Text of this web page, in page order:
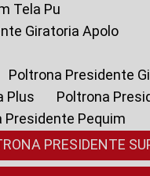
Tela Pu
Giratoria Apolo
Poltrona Presidente
Plus
Poltrona
Presidente Pequim
PRESIDENTE